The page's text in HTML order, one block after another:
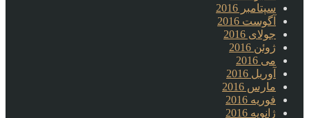
سپتامبر 2016
آگوست 2016
جولای 2016
ژوئن 2016
می 2016
آوریل 2016
مارس 2016
فوریه 2016
ژانویه 2016